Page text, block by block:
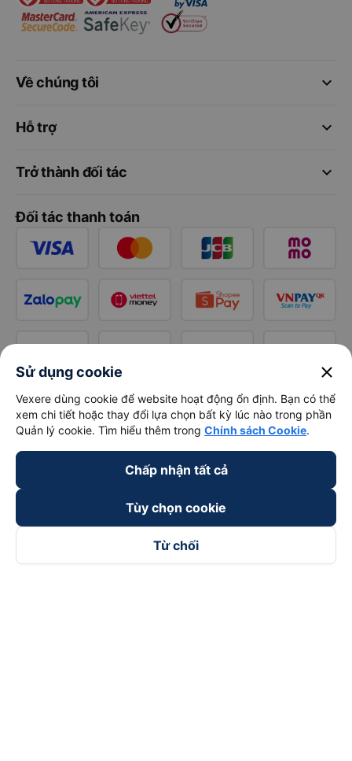
keyboard_arrow_down
Về chúng tôi
keyboard_arrow_down
Hỗ trợ
keyboard_arrow_down
Trở thành đối tác
Đối tác thanh toán
Sử dụng cookie close
Vexere dùng cookie để website hoạt động ổn định. Bạn có thể
xem chi tiết hoặc thay đổi lựa chọn bất kỳ lúc nào trong phần
Quản lý cookie. Tìm hiểu thêm trong Chính sách Cookie.
Chấp nhận tất cả
Tùy chọn cookie
Từ chối